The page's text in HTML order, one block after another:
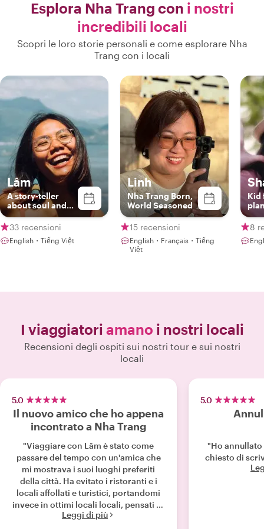
Esplora Nha Trang con i nostri
incredibili locali
Scopri le loro storie personali e come esplorare Nha
Trang con i locali
Lâm
A story-teller
about soul and
soil of Nha Trang
33 recensioni
English・Tiếng Việt
Linh
Nha Trang Born,
World Seasoned
15 recensioni
English・Français・Tiếng
Việt
Kid
8
I viaggiatori amano i nostri locali
Recensioni degli ospiti sui nostri tour e sui nostri
locali
5.0
Il nuovo amico che ho appena
incontrato a Nha Trang
"Viaggiare con Lâm è stato come
passare del tempo con un'amica che
mi mostrava i suoi luoghi preferiti
della città. Ha evitato i ristoranti e i
locali affollati e turistici, portandomi
invece in ottimi locali locali, pensati su
misura per i miei gusti. Ancor prima
Leggi di più
5.0
"Ho annullato
chiesto di